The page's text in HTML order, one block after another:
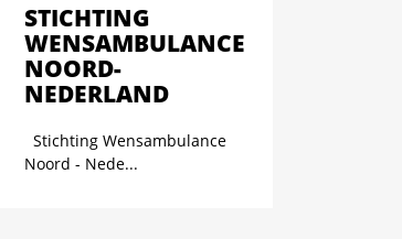
STICHTING
WENSAMBULANCE
NOORD-
NEDERLAND
Stichting Wensambulance
Noord - Nede...